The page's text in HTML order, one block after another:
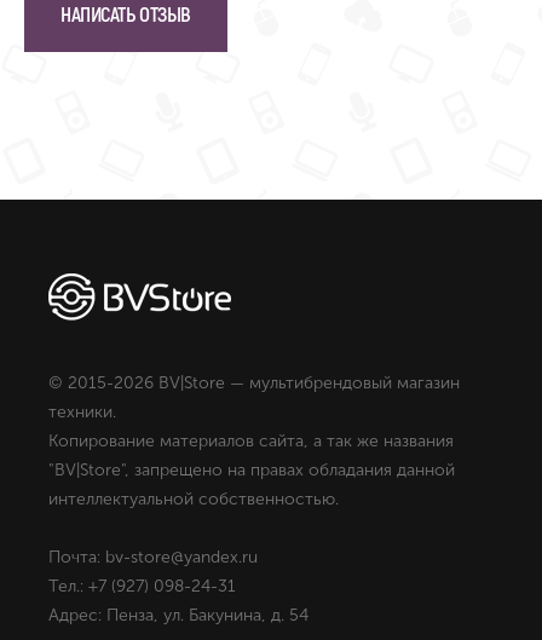
НАПИСАТЬ ОТЗЫВ
© 2015-2026 BV|Store — мультибрендовый магазин
техники.
Копирование материалов сайта, а так же названия
"BV|Store", запрещено на правах обладания данной
интеллектуальной собственностью.
Почта: bv-store@yandex.ru
Тел.: +7 (927) 098-24-31
Адрес: Пенза, ул. Бакунина, д. 54